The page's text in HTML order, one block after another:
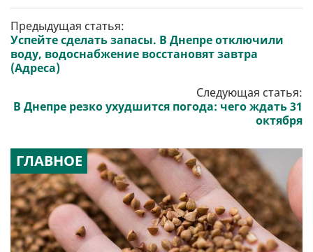
Предыдущая статья:
Успейте сделать запасы. В Днепре отключили
воду, водоснабжение восстановят завтра
(Адреса)
Следующая статья:
В Днепре резко ухудшится погода: чего ждать 31
октября
ГЛАВНОЕ